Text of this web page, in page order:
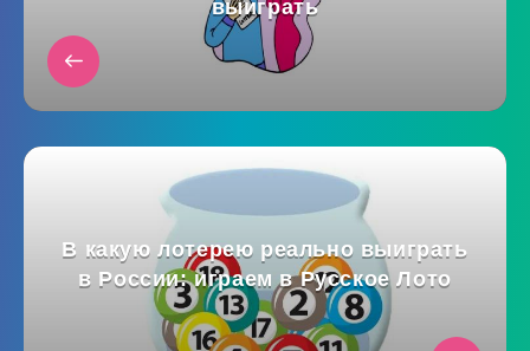
выиграть
В какую лотерею реально выиграть
в России: играем в Русское Лото